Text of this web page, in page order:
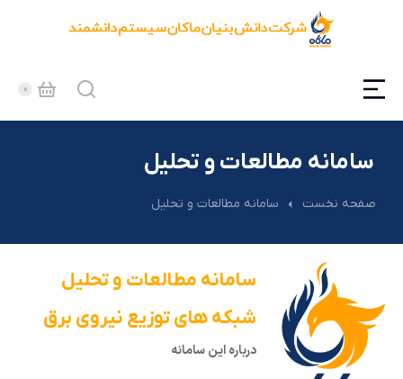
سامانه مطالعات و تحلیل
مکان شما:
صفحه نخست سامانه مطالعات و تحلیل
سامانه مطالعات و تحلیل
شبکه های توزیع نیروی برق
درباره این سامانه